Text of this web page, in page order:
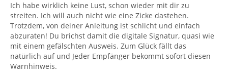
Ich habe wirklich keine Lust, schon wieder mit dir zu
streiten. Ich will auch nicht wie eine Zicke dastehen.
Trotzdem, von deiner Anleitung ist schlicht und einfach
abzuraten! Du brichst damit die digitale Signatur, quasi wie
mit einem gefälschten Ausweis. Zum Glück fällt das
natürlich auf und Jeder Empfänger bekommt sofort diesen
Warnhinweis.